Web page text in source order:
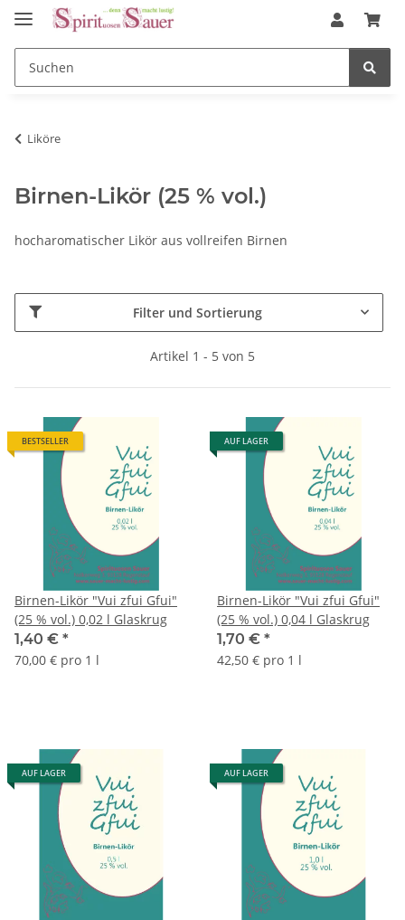
Liköre
Birnen-Likör (25 % vol.)
hocharomatischer Likör aus vollreifen Birnen
Filter und Sortierung
Artikel 1 - 5 von 5
BESTSELLER
Birnen-Likör "Vui zfui Gfui"
(25 % vol.) 0,02 l Glaskrug
1,40 € *
70,00 € pro 1 l
AUF LAGER
Birnen-Likör "Vui zfui Gfui"
(25 % vol.) 0,04 l Glaskrug
1,70 € *
42,50 € pro 1 l
AUF LAGER AUF LAGER